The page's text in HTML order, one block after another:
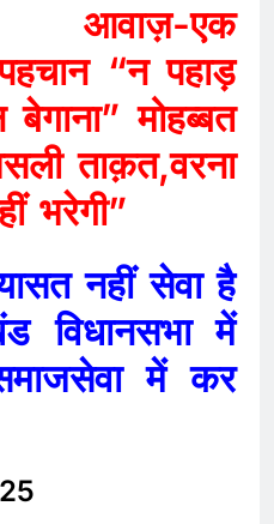
आवाज़-एक
“न पहाड़
मोहब्बत
ताक़त,वरना
भरेगी”
नहीं सेवा है
विधानसभा में
में कर